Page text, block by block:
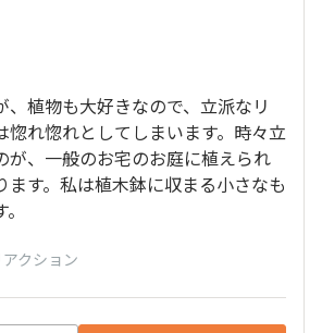
、植物も大好きなので、立派なリ
惚れ惚れとしてしまいます。時々立
が、一般のお宅のお庭に植えられ
ます。私は植木鉢に収まる小さなも
クション